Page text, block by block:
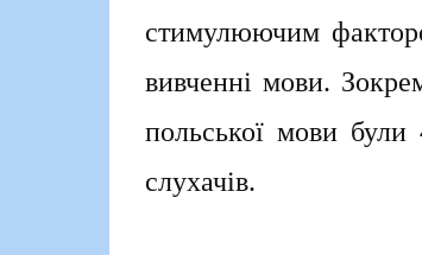
стимулюючим
вивченні мови.
польської мови були
слухачів.